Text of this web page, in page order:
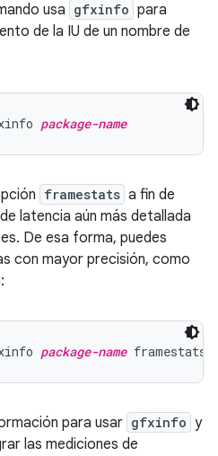
usa gfxinfo para
de la IU de un nombre de
package-name
framestats a fin de
latencia aún más detallada
De esa forma, puedes
con mayor precisión, como
package-name
para usar gfxinfo y
las mediciones de